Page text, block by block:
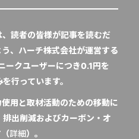
読者の皆様が記事を読むだ
、ハーチ株式会社が運営する
ークユーザーにつき0.1円を
行っています。
用と取材活動のための移動に
出削減およびカーボン・オ
詳細）。